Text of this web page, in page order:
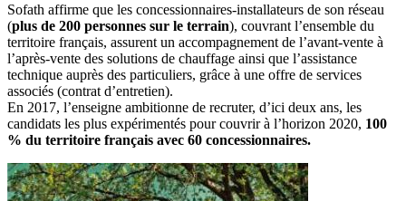
Sofath affirme que les concessionnaires-installateurs de son réseau
(plus de 200 personnes sur le terrain), couvrant l’ensemble du
territoire français, assurent un accompagnement de l’avant-vente à
l’après-vente des solutions de chauffage ainsi que l’assistance
technique auprès des particuliers, grâce à une offre de services
associés (contrat d’entretien).
En 2017, l’enseigne ambitionne de recruter, d’ici deux ans, les
candidats les plus expérimentés pour couvrir à l’horizon 2020, 100
% du territoire français avec 60 concessionnaires.